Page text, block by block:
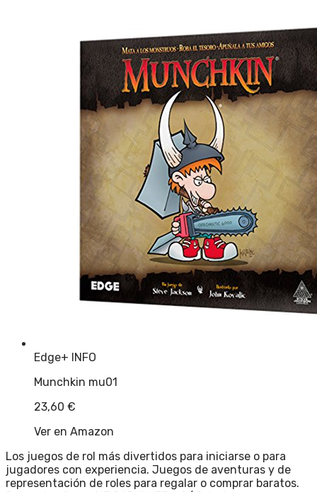
Edge+ INFO
Munchkin mu01
23,60 €
Ver en Amazon
Los juegos de rol más divertidos para iniciarse o para
jugadores con experiencia. Juegos de aventuras y de
representación de roles para regalar o comprar baratos.